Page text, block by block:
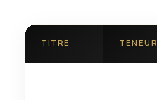
TITRE TENEUR